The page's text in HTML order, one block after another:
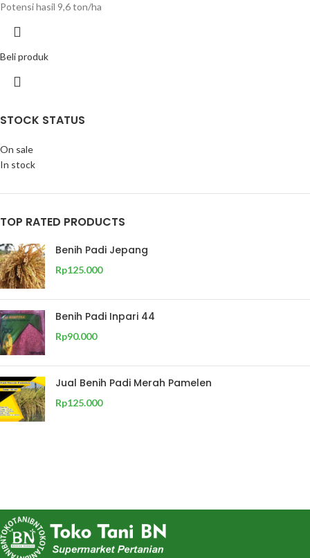
STOCK STATUS
On sale
In stock
TOP RATED PRODUCTS
Benih Padi Jepang
Rp125.000
Benih Padi Inpari 44
Rp90.000
Jual Benih Padi Merah Pamelen
Rp125.000
Potensi hasil 9,6 ton/ha
Beli produk